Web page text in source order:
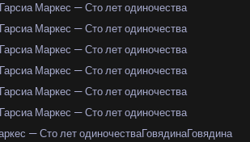
Маркес — Сто лет одиночества
Маркес — Сто лет одиночества
Маркес — Сто лет одиночества
Маркес — Сто лет одиночества
Маркес — Сто лет одиночества
Маркес — Сто лет одиночества
— Сто лет одиночестваГовядинаГовядина